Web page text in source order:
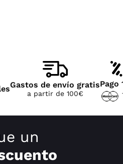
Gastos de envío gratis
a partir de 100€
Pago
un